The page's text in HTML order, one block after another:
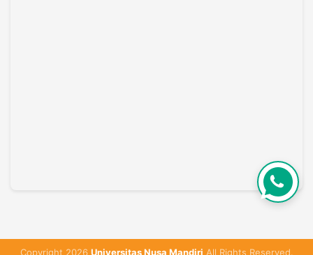
Copyright 2026 Universitas Nusa Mandiri All Rights Reserved.